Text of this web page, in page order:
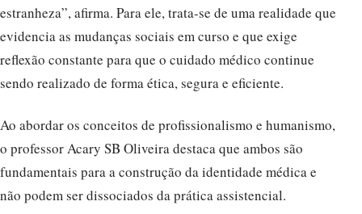
estranheza”, afirma. Para ele, trata-se de uma realidade que
evidencia as mudanças sociais em curso e que exige
reflexão constante para que o cuidado médico continue
sendo realizado de forma ética, segura e eficiente.
Ao abordar os conceitos de profissionalismo e humanismo,
o professor Acary SB Oliveira destaca que ambos são
fundamentais para a construção da identidade médica e
não podem ser dissociados da prática assistencial.